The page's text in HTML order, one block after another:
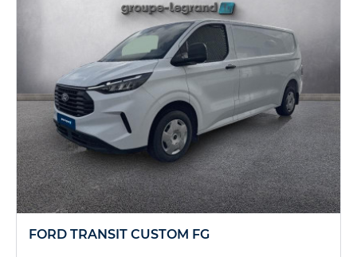
FORD TRANSIT CUSTOM FG